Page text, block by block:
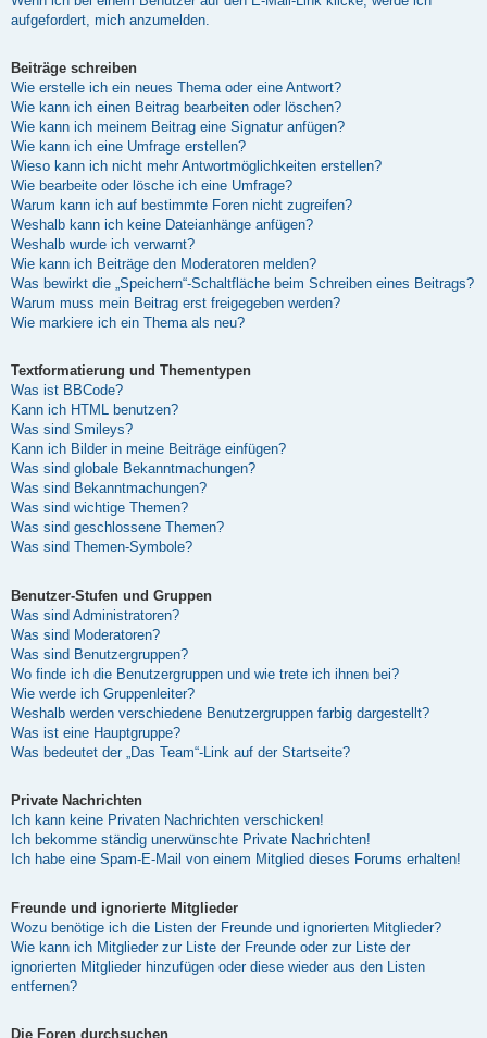
aufgefordert, mich anzumelden.
Beiträge schreiben
Wie erstelle ich ein neues Thema oder eine Antwort?
Wie kann ich einen Beitrag bearbeiten oder löschen?
Wie kann ich meinem Beitrag eine Signatur anfügen?
Wie kann ich eine Umfrage erstellen?
Wieso kann ich nicht mehr Antwortmöglichkeiten erstellen?
Wie bearbeite oder lösche ich eine Umfrage?
Warum kann ich auf bestimmte Foren nicht zugreifen?
Weshalb kann ich keine Dateianhänge anfügen?
Weshalb wurde ich verwarnt?
Wie kann ich Beiträge den Moderatoren melden?
Was bewirkt die „Speichern“-Schaltfläche beim Schreiben eines Beitrags?
Warum muss mein Beitrag erst freigegeben werden?
Wie markiere ich ein Thema als neu?
Textformatierung und Thementypen
Was ist BBCode?
Kann ich HTML benutzen?
Was sind Smileys?
Kann ich Bilder in meine Beiträge einfügen?
Was sind globale Bekanntmachungen?
Was sind Bekanntmachungen?
Was sind wichtige Themen?
Was sind geschlossene Themen?
Was sind Themen-Symbole?
Benutzer-Stufen und Gruppen
Was sind Administratoren?
Was sind Moderatoren?
Was sind Benutzergruppen?
Wo finde ich die Benutzergruppen und wie trete ich ihnen bei?
Wie werde ich Gruppenleiter?
Weshalb werden verschiedene Benutzergruppen farbig dargestellt?
Was ist eine Hauptgruppe?
Was bedeutet der „Das Team“-Link auf der Startseite?
Private Nachrichten
Ich kann keine Privaten Nachrichten verschicken!
Ich bekomme ständig unerwünschte Private Nachrichten!
Ich habe eine Spam-E-Mail von einem Mitglied dieses Forums erhalten!
Freunde und ignorierte Mitglieder
Wozu benötige ich die Listen der Freunde und ignorierten Mitglieder?
Wie kann ich Mitglieder zur Liste der Freunde oder zur Liste der
ignorierten Mitglieder hinzufügen oder diese wieder aus den Listen
entfernen?
Die Foren durchsuchen